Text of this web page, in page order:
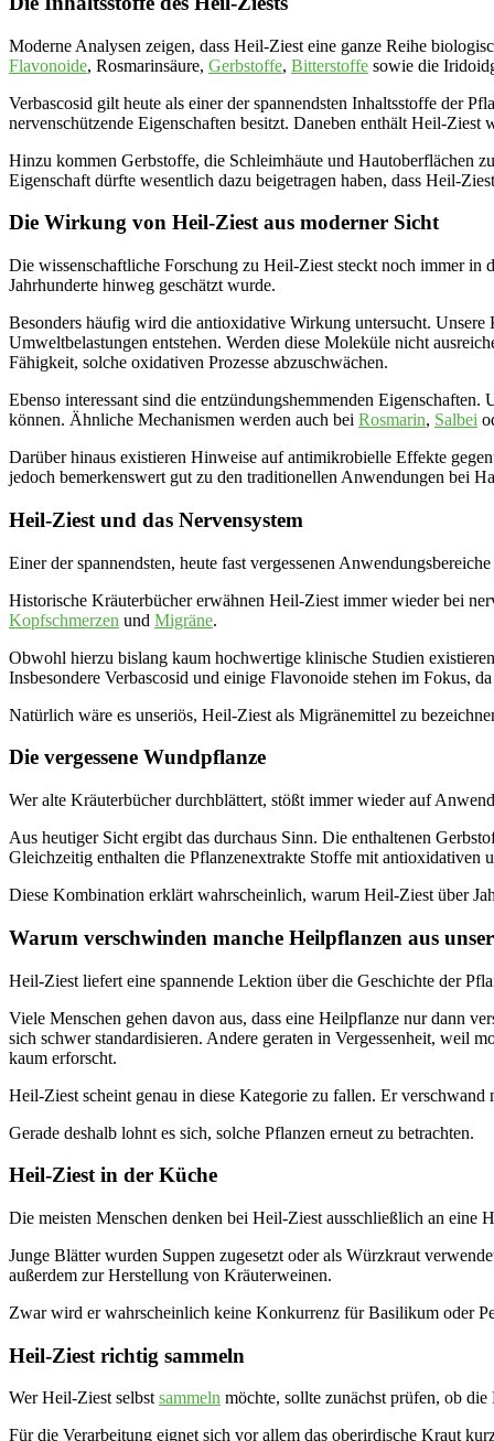
Moderne Analysen zeigen, dass Heil-Ziest eine ganze Reihe
Flavonoide, Rosmarinsäure, Gerbstoffe, Bitterstoffe sowie die
Verbascosid gilt heute als einer der spannendsten Inhaltsstoffe der
nervenschützende Eigenschaften besitzt. Daneben enthält Heil-
Hinzu kommen Gerbstoffe, die Schleimhäute und Hautoberflächen
Eigenschaft dürfte wesentlich dazu beigetragen haben, dass Heil-
Die Wirkung von Heil-Ziest aus moderner Sicht
Die wissenschaftliche Forschung zu Heil-Ziest steckt noch immer
Jahrhunderte hinweg geschätzt wurde.
Besonders häufig wird die antioxidative Wirkung untersucht.
Umweltbelastungen entstehen. Werden diese Moleküle nicht
Fähigkeit, solche oxidativen Prozesse abzuschwächen.
Ebenso interessant sind die entzündungshemmenden
können. Ähnliche Mechanismen werden auch bei Rosmarin, Salbei
Darüber hinaus existieren Hinweise auf antimikrobielle Effekte
jedoch bemerkenswert gut zu den traditionellen Anwendungen bei
Heil-Ziest und das Nervensystem
Einer der spannendsten, heute fast vergessenen
Historische Kräuterbücher erwähnen Heil-Ziest immer wieder bei
Kopfschmerzen und Migräne.
Obwohl hierzu bislang kaum hochwertige klinische Studien
Insbesondere Verbascosid und einige Flavonoide stehen im Fokus,
Natürlich wäre es unseriös, Heil-Ziest als Migränemittel zu
Die vergessene Wundpflanze
Wer alte Kräuterbücher durchblättert, stößt immer wieder auf
Aus heutiger Sicht ergibt das durchaus Sinn. Die enthaltenen
Gleichzeitig enthalten die Pflanzenextrakte Stoffe mit antioxidativen
Diese Kombination erklärt wahrscheinlich, warum Heil-Ziest über
Warum verschwinden manche Heilpflanzen aus
Heil-Ziest liefert eine spannende Lektion über die Geschichte der
Viele Menschen gehen davon aus, dass eine Heilpflanze nur dann
sich schwer standardisieren. Andere geraten in Vergessenheit, weil
kaum erforscht.
Heil-Ziest scheint genau in diese Kategorie zu fallen. Er
Gerade deshalb lohnt es sich, solche Pflanzen erneut zu betrachten.
Heil-Ziest in der Küche
Die meisten Menschen denken bei Heil-Ziest ausschließlich an
Junge Blätter wurden Suppen zugesetzt oder als Würzkraut
außerdem zur Herstellung von Kräuterweinen.
Zwar wird er wahrscheinlich keine Konkurrenz für Basilikum oder
Heil-Ziest richtig sammeln
Wer Heil-Ziest selbst sammeln möchte, sollte zunächst prüfen, ob
Für die Verarbeitung eignet sich vor allem das oberirdische Kraut